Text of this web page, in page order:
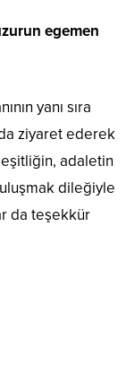
egemen
yanı sıra
ziyaret ederek
adaletin
dileğiyle
da teşekkür